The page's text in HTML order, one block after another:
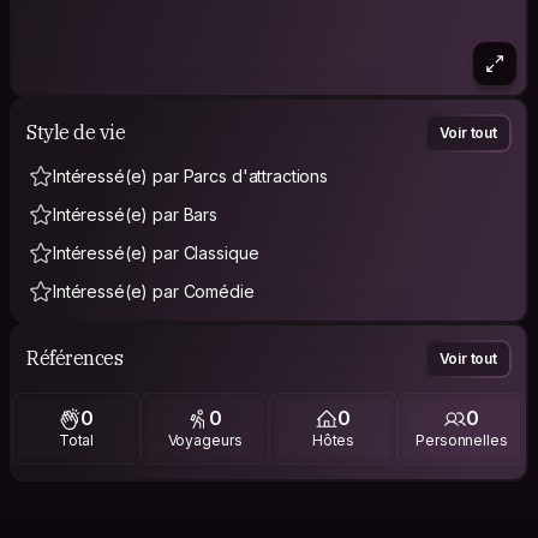
Style de vie Voir tout
Intéressé(e) par Parcs d'attractions
Intéressé(e) par Bars
Intéressé(e) par Classique
Intéressé(e) par Comédie
Références Voir tout
0
Total
0
Voyageurs
0
Hôtes
0
Personnelles